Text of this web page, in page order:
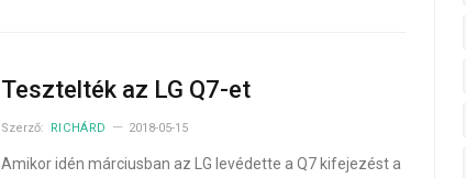
Tesztelték az LG Q7-et
Szerző: RICHÁRD 2018-05-15
Amikor idén márciusban az LG levédette a Q7 kifejezést a